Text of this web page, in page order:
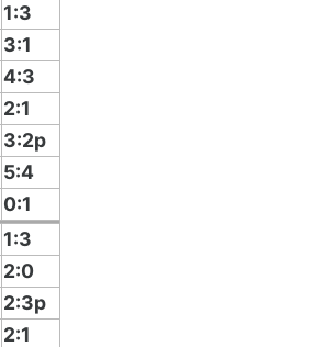
1:3
3:1
4:3
2:1
3:2p
5:4
0:1
1:3
2:0
2:3p
2:1